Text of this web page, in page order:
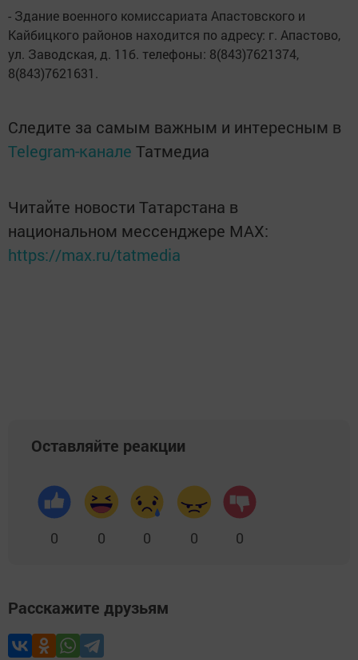
- Здание военного комиссариата Апастовского и
Кайбицкого районов находится по адресу: г. Апастово,
ул. Заводская, д. 11б. телефоны: 8(843)7621374,
8(843)7621631.
Следите за самым важным и интересным в
Telegram-канале Татмедиа
Читайте новости Татарстана в
национальном мессенджере MАХ:
https://max.ru/tatmedia
Оставляйте реакции
0 0 0 0 0
Расскажите друзьям